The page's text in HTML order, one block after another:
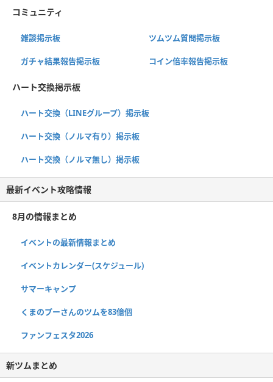
コミュニティ
雑談掲示板 ツムツム質問掲示板
ガチャ結果報告掲示板 コイン倍率報告掲示板
ハート交換掲示板
ハート交換（LINEグループ）掲示板
ハート交換（ノルマ有り）掲示板
ハート交換（ノルマ無し）掲示板
最新イベント攻略情報
8月の情報まとめ
イベントの最新情報まとめ
イベントカレンダー(スケジュール)
サマーキャンプ
くまのプーさんのツムを83億個
ファンフェスタ2026
新ツムまとめ